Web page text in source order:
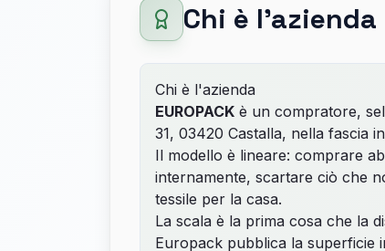
Chi è l'azienda
Chi è l'azienda
EUROPACK è un compratore,
31, 03420 Castalla, nella fascia
Il modello è lineare: comprare
internamente, scartare ciò che
tessile per la casa.
La scala è la prima cosa che la
Europack pubblica la superficie